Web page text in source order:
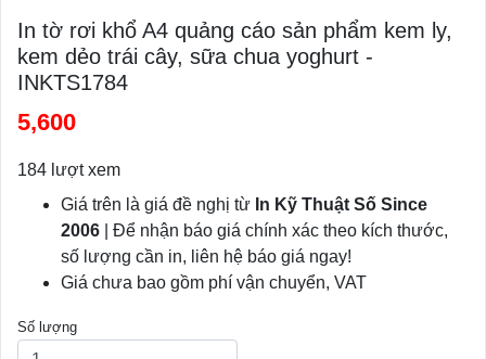
In tờ rơi khổ A4 quảng cáo sản phẩm kem ly,
kem dẻo trái cây, sữa chua yoghurt -
INKTS1784
5,600
184 lượt xem
Giá trên là giá đề nghị từ In Kỹ Thuật Số Since
2006 | Để nhận báo giá chính xác theo kích thước,
số lượng cần in, liên hệ báo giá ngay!
Giá chưa bao gồm phí vận chuyển, VAT
Số lượng